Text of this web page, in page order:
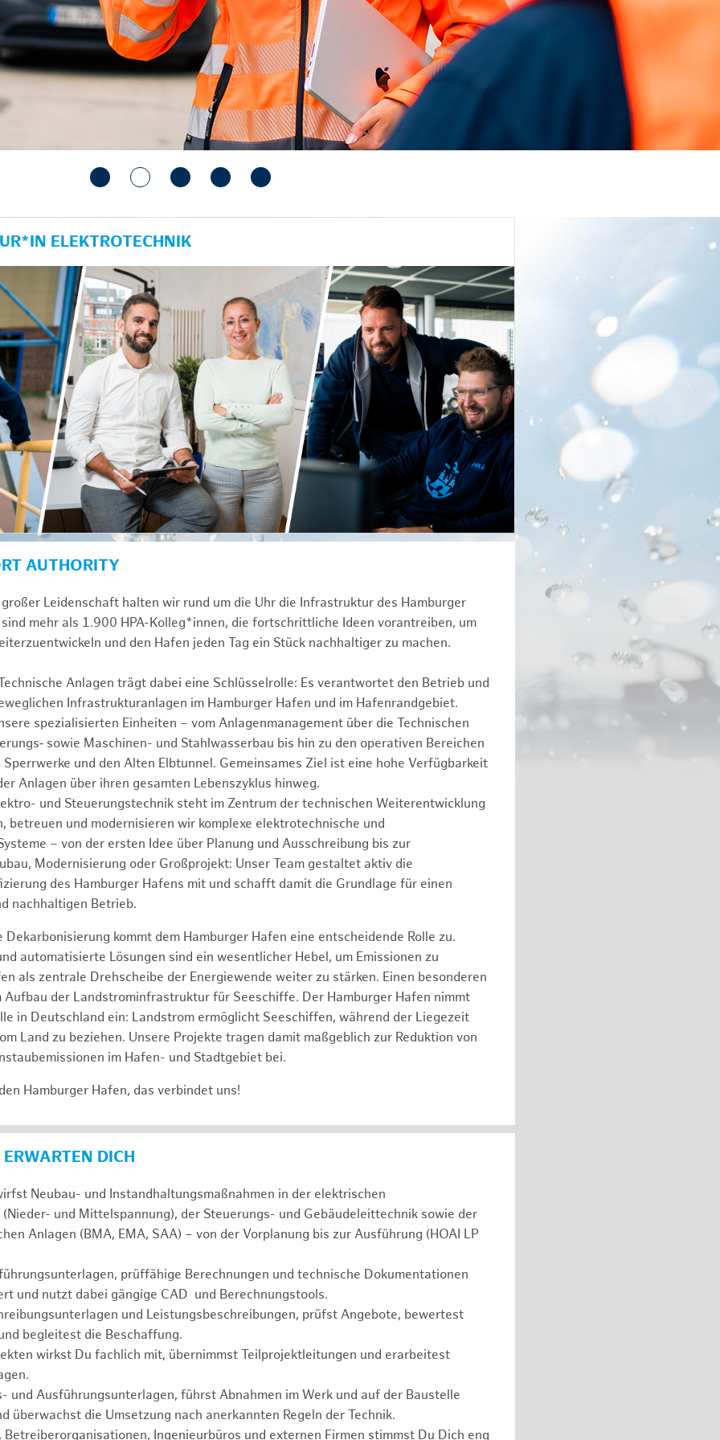
ELEKTROTECHNIK
AUTHORITY
Leidenschaft halten wir rund um die Uhr die Infrastruktur des Hamburger
mehr als 1.900 HPA-Kolleg*innen, die fortschrittliche Ideen vorantreiben, um
und den Hafen jeden Tag ein Stück nachhaltiger zu machen.
Anlagen trägt dabei eine Schlüsselrolle: Es verantwortet den Betrieb und
Infrastrukturanlagen im Hamburger Hafen und im Hafenrandgebiet.
spezialisierten Einheiten – vom Anlagenmanagement über die Technischen
sowie Maschinen- und Stahlwasserbau bis hin zu den operativen Bereichen
Sperrwerke und den Alten Elbtunnel. Gemeinsames Ziel ist eine hohe Verfügbarkeit
Anlagen über ihren gesamten Lebenszyklus hinweg.
und Steuerungstechnik steht im Zentrum der technischen Weiterentwicklung
betreuen und modernisieren wir komplexe elektrotechnische und
– von der ersten Idee über Planung und Ausschreibung bis zur
Modernisierung oder Großprojekt: Unser Team gestaltet aktiv die
des Hamburger Hafens mit und schafft damit die Grundlage für einen
nachhaltigen Betrieb.
kommt dem Hamburger Hafen eine entscheidende Rolle zu.
automatisierte Lösungen sind ein wesentlicher Hebel, um Emissionen zu
als zentrale Drehscheibe der Energiewende weiter zu stärken. Einen besonderen
der Landstrominfrastruktur für Seeschiffe. Der Hamburger Hafen nimmt
in Deutschland ein: Landstrom ermöglicht Seeschiffen, während der Liegezeit
Land zu beziehen. Unsere Projekte tragen damit maßgeblich zur Reduktion von
im Hafen- und Stadtgebiet bei.
Hamburger Hafen, das verbindet uns!
DICH
Neubau- und Instandhaltungsmaßnahmen in der elektrischen
und Mittelspannung), der Steuerungs- und Gebäudeleittechnik sowie der
Anlagen (BMA, EMA, SAA) – von der Vorplanung bis zur Ausführung (HOAI LP
prüffähige Berechnungen und technische Dokumentationen
und nutzt dabei gängige CAD und Berechnungstools.
und Leistungsbeschreibungen, prüfst Angebote, bewertest
begleitest die Beschaffung.
wirkst Du fachlich mit, übernimmst Teilprojektleitungen und erarbeitest
und Ausführungsunterlagen, führst Abnahmen im Werk und auf der Baustelle
überwachst die Umsetzung nach anerkannten Regeln der Technik.
Ingenieurbüros und externen Firmen stimmst Du Dich eng